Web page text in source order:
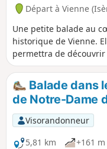
Départ à Vienne
Une petite balade au
historique de Vienne.
permettra de
sites de la ville. Le
belvédère de Pipet
grimpette, mais vous
d'une splendide vue
vallée du Rhône et en
contreforts des Monts
Pilat.
Balade dans
de Notre-Dame
Visorandonneur
5,81 km
+161 m